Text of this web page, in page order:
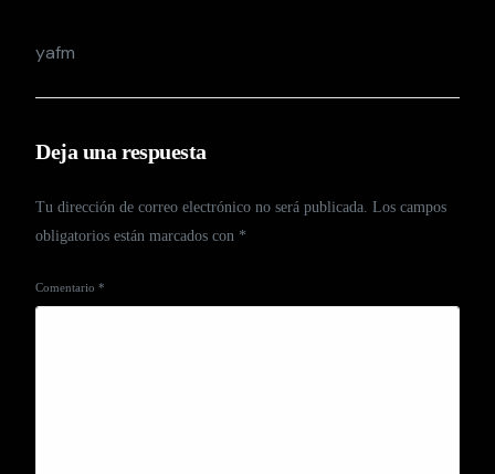
yafm
Deja una respuesta
Tu dirección de correo electrónico no será publicada. Los campos
obligatorios están marcados con *
Comentario*